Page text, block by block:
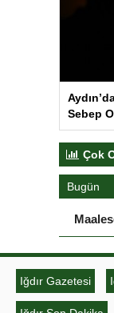
Sebep
Çok
Bugün
Iğdır Gazetesi